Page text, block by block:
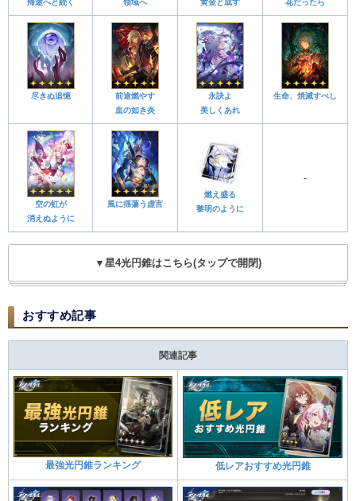
帰途へと続く 領域へ 黄金と成す 花だったら
尽きぬ追憶
前途燃やす
血の如き炎
永訣よ
美しくあれ
生命、焼滅すべし
空の虹が
消えぬように
風に揺蕩う虚言
燃え盛る
黎明のように
-
▼星4光円錐はこちら(タップで開閉)
おすすめ記事
関連記事
最強光円錐ランキング 低レアおすすめ光円錐